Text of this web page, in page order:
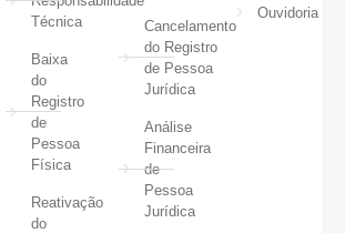
Técnica
Baixa
do
Registro
de
Pessoa
Física
Reativação
do
Cancelamento
do Registro
de Pessoa
Jurídica
Análise
Financeira
de
Pessoa
Jurídica
Ouvidoria